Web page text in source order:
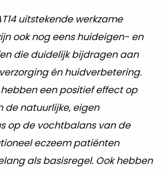
uitstekende werkzame
ook nog eens huideigen- en
die duidelijk bijdragen aan
én huidverbetering.
een positief effect op
de natuurlijke, eigen
op de vochtbalans van de
eczeem patiënten
als basisregel. Ook hebben